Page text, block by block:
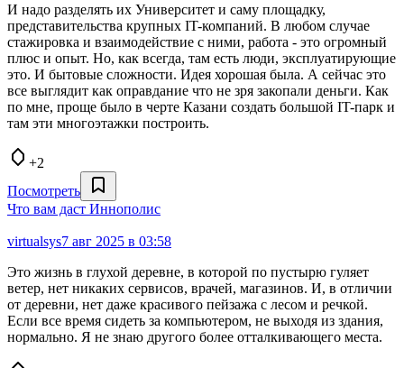
И надо разделять их Университет и саму площадку,
представительства крупных IT-компаний. В любом случае
стажировка и взаимодействие с ними, работа - это огромный
плюс и опыт. Но, как всегда, там есть люди, эксплуатирующие
это. И бытовые сложности. Идея хорошая была. А сейчас это
все выглядит как оправдание что не зря закопали деньги. Как
по мне, проще было в черте Казани создать большой IT-парк и
там эти многоэтажки построить.
+2
Посмотреть
Что вам даст Иннополис
virtualsys7 авг 2025 в 03:58
Это жизнь в глухой деревне, в которой по пустырю гуляет
ветер, нет никаких сервисов, врачей, магазинов. И, в отличии
от деревни, нет даже красивого пейзажа с лесом и речкой.
Если все время сидеть за компьютером, не выходя из здания,
нормально. Я не знаю другого более отталкивающего места.